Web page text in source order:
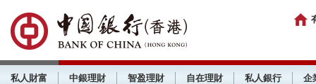
私人財富 中銀理財 智盈理財 自在理財 私人銀行 企